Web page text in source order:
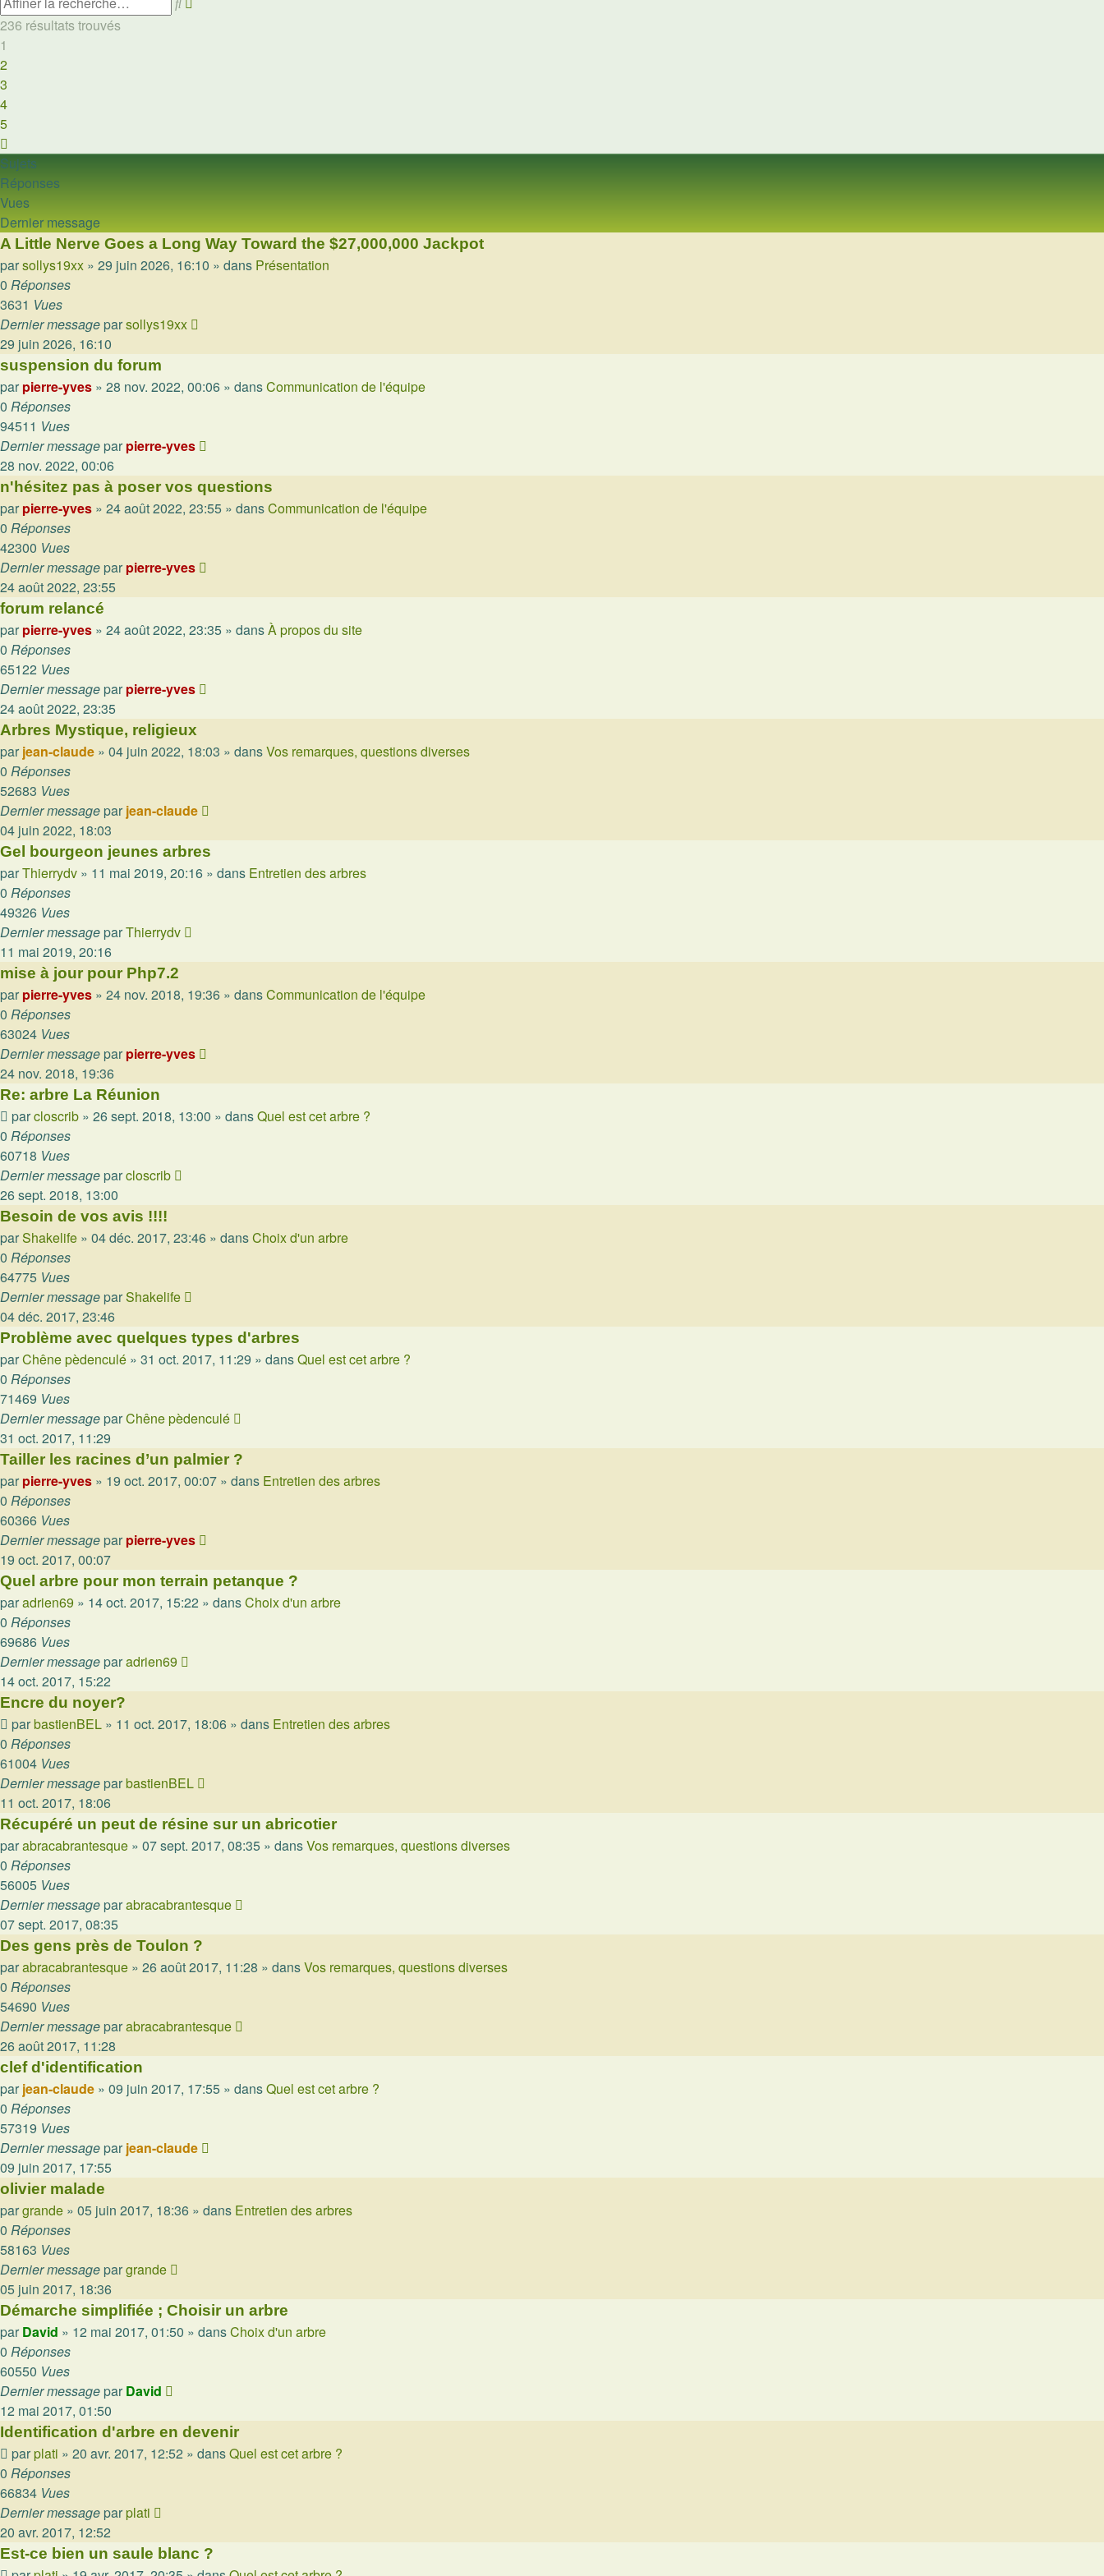
236 résultats trouvés
1
2
3
4
5
Sujets
Réponses
Vues
Dernier message
A Little Nerve Goes a Long Way Toward the $27,000,000 Jackpot
parsollys19xx » 29 juin 2026, 16:10 » dans Présentation
0 Réponses
3631 Vues
Dernier message parsollys19xx
29 juin 2026, 16:10
suspension du forum
parpierre-yves » 28 nov. 2022, 00:06 » dansCommunication de l'équipe
0 Réponses
94511 Vues
Dernier messageparpierre-yves
28 nov. 2022, 00:06
n'hésitez pas à poser vos questions
par pierre-yves » 24 août 2022, 23:55 » dansCommunication de l'équipe
0 Réponses
42300 Vues
Dernier message par pierre-yves
24 août 2022, 23:55
forum relancé
parpierre-yves » 24 août 2022, 23:35 » dansÀ propos du site
0 Réponses
65122 Vues
Dernier messageparpierre-yves
24 août 2022, 23:35
Arbres Mystique, religieux
par jean-claude » 04 juin 2022, 18:03 » dansVos remarques, questions diverses
0 Réponses
52683 Vues
Dernier message par jean-claude
04 juin 2022, 18:03
Gel bourgeon jeunes arbres
parThierrydv » 11 mai 2019, 20:16 » dans Entretien des arbres
0 Réponses
49326 Vues
Dernier messageparThierrydv
11 mai 2019, 20:16
mise à jour pour Php7.2
par pierre-yves » 24 nov. 2018, 19:36 » dansCommunication de l'équipe
0 Réponses
63024 Vues
Dernier message par pierre-yves
24 nov. 2018, 19:36
Re: arbre La Réunion
parcloscrib » 26 sept. 2018, 13:00 » dansQuel est cet arbre ?
0 Réponses
60718 Vues
Dernier messageparcloscrib
26 sept. 2018, 13:00
Besoin de vos avis !!!!
parShakelife » 04 déc. 2017, 23:46 » dansChoix d'un arbre
0 Réponses
64775 Vues
Dernier message parShakelife
04 déc. 2017, 23:46
Problème avec quelques types d'arbres
parChêne pèdenculé » 31 oct. 2017, 11:29 » dansQuel est cet arbre ?
0 Réponses
71469 Vues
Dernier messageparChêne pèdenculé
31 oct. 2017, 11:29
Tailler les racines d’un palmier ?
par pierre-yves » 19 oct. 2017, 00:07 » dans Entretien des arbres
0 Réponses
60366 Vues
Dernier message par pierre-yves
19 oct. 2017, 00:07
Quel arbre pour mon terrain petanque ?
paradrien69 » 14 oct. 2017, 15:22 » dansChoix d'un arbre
0 Réponses
69686 Vues
Dernier messageparadrien69
14 oct. 2017, 15:22
Encre du noyer?
parbastienBEL » 11 oct. 2017, 18:06 » dans Entretien des arbres
0 Réponses
61004 Vues
Dernier message parbastienBEL
11 oct. 2017, 18:06
Récupéré un peut de résine sur un abricotier
parabracabrantesque » 07 sept. 2017, 08:35 » dansVos remarques, questions diverses
0 Réponses
56005 Vues
Dernier messageparabracabrantesque
07 sept. 2017, 08:35
Des gens près de Toulon ?
parabracabrantesque » 26 août 2017, 11:28 » dansVos remarques, questions diverses
0 Réponses
54690 Vues
Dernier message parabracabrantesque
26 août 2017, 11:28
clef d'identification
parjean-claude » 09 juin 2017, 17:55 » dansQuel est cet arbre ?
0 Réponses
57319 Vues
Dernier messageparjean-claude
09 juin 2017, 17:55
olivier malade
pargrande » 05 juin 2017, 18:36 » dans Entretien des arbres
0 Réponses
58163 Vues
Dernier message pargrande
05 juin 2017, 18:36
Démarche simplifiée ; Choisir un arbre
parDavid » 12 mai 2017, 01:50 » dansChoix d'un arbre
0 Réponses
60550 Vues
Dernier messageparDavid
12 mai 2017, 01:50
Identification d'arbre en devenir
parplati » 20 avr. 2017, 12:52 » dansQuel est cet arbre ?
0 Réponses
66834 Vues
Dernier message parplati
20 avr. 2017, 12:52
Est-ce bien un saule blanc ?